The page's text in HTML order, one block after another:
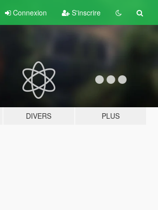
Connexion S'inscrire
DIVERS PLUS